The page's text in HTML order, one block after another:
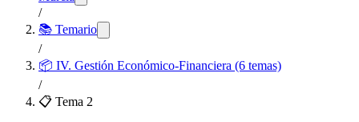
/
📚 Temario
/
📦 IV. Gestión Económico-Financiera (6 temas)
/
📋 Tema 2